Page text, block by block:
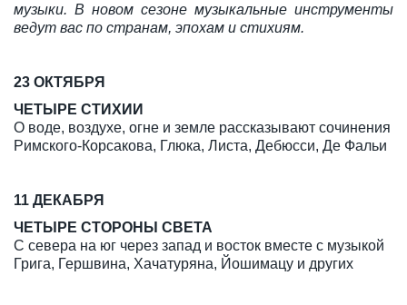
музыки. В новом сезоне музыкальные инструменты
ведут вас по странам, эпохам и стихиям.
23 ОКТЯБРЯ
ЧЕТЫРЕ СТИХИИ
О воде, воздухе, огне и земле рассказывают сочинения
Римского-Корсакова, Глюка, Листа, Дебюсси, Де Фальи
11 ДЕКАБРЯ
ЧЕТЫРЕ СТОРОНЫ СВЕТА
С севера на юг через запад и восток вместе с музыкой
Грига, Гершвина, Хачатуряна, Йошимацу и других